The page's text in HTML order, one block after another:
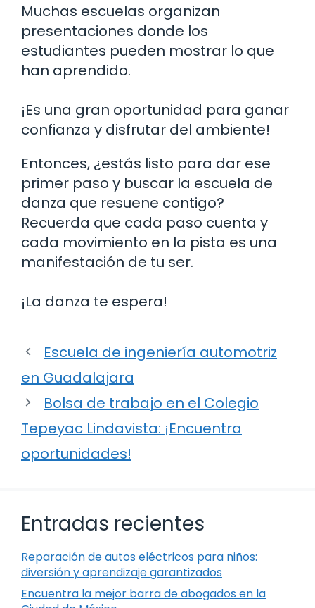
Muchas escuelas organizan
presentaciones donde los
estudiantes pueden mostrar lo que
han aprendido.
¡Es una gran oportunidad para ganar
confianza y disfrutar del ambiente!
Entonces, ¿estás listo para dar ese
primer paso y buscar la escuela de
danza que resuene contigo?
Recuerda que cada paso cuenta y
cada movimiento en la pista es una
manifestación de tu ser.
¡La danza te espera!
Escuela de ingeniería automotriz
en Guadalajara
Bolsa de trabajo en el Colegio
Tepeyac Lindavista: ¡Encuentra
oportunidades!
Entradas recientes
Reparación de autos eléctricos para niños:
diversión y aprendizaje garantizados
Encuentra la mejor barra de abogados en la